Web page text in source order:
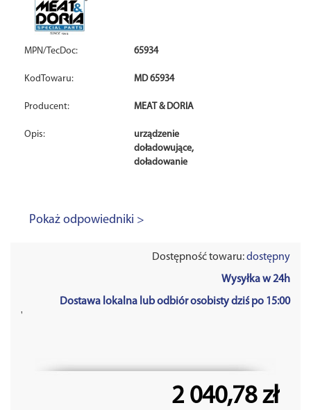
MPN/TecDoc: 65934
KodTowaru: MD 65934
Producent: MEAT & DORIA
Opis:
urządzenie
doładowujące,
doładowanie
Pokaż odpowiedniki >
Dostępność towaru:dostępny
Wysyłka w 24h
Dostawa lokalna lub odbiór osobisty dziś po 15:00
'
2 040,78 zł